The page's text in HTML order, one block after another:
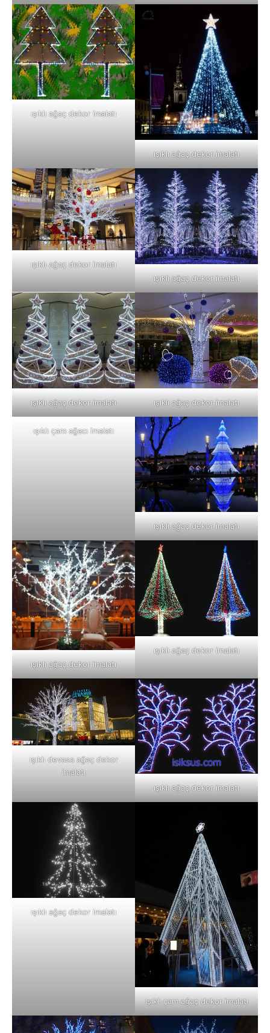
ışıklı ağaç dekor imalatı
ışıklı ağaç dekor imalatı
ışıklı ağaç dekor imalatı
ışıklı ağaç dekor imalatı
ışıklı ağaç dekor imalatı ışıklı ağaç dekor imalatı
ışıklı çam ağacı imalatı
ışıklı ağaç dekor imalatı
ışıklı ağaç dekor imalatı
ışıklı ağaç dekor imalatı
ışıklı devasa ağaç dekor
imalatı
ışıklı ağaç dekor imalatı
ışıklı ağaç dekor imalatı
ışıklı çam ağaç dekor imalatı